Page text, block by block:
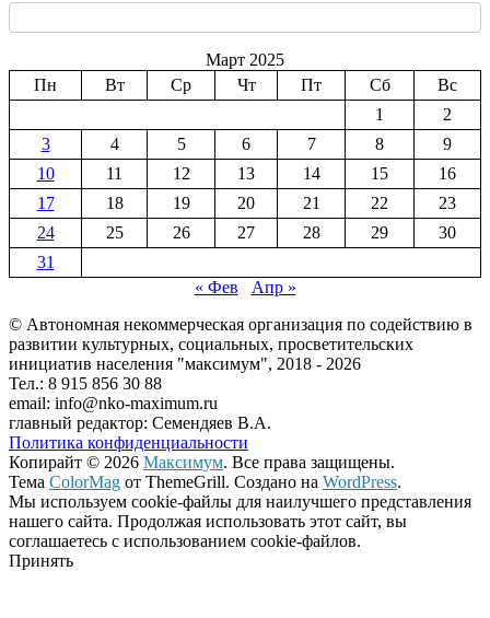
Март 2025
Пн
Вт Ср Чт Пт Сб
Вс
1
2
3
4 5 6 7 8
9
10
11 12 13 14 15
16
17
18 19 20 21 22
23
24
25 26 27 28 29
30
31
« Фев
Апр »
© Автономная некоммерческая организация по содействию в
развитии культурных, социальных, просветительских
инициатив населения "максимум", 2018 - 2026
Тел.: 8 915 856 30 88
email: info@nko-maximum.ru
главный редактор: Семендяев В.А.
Политика конфиденциальности
Копирайт © 2026 Максимум. Все права защищены.
Тема ColorMag от ThemeGrill. Создано на WordPress.
Мы используем cookie-файлы для наилучшего представления
нашего сайта. Продолжая использовать этот сайт, вы
соглашаетесь с использованием cookie-файлов.
Принять